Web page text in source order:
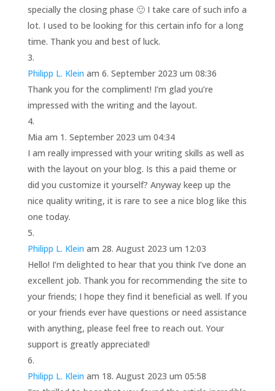
specially the closing phase 🙂 I take care of such info a
lot. I used to be looking for this certain info for a long
time. Thank you and best of luck.
Philipp L. Klein am 6. September 2023 um 08:36
Thank you for the compliment! I’m glad you’re
impressed with the writing and the layout.
Mia am 1. September 2023 um 04:34
I am really impressed with your writing skills as well as
with the layout on your blog. Is this a paid theme or
did you customize it yourself? Anyway keep up the
nice quality writing, it is rare to see a nice blog like this
one today.
Philipp L. Klein am 28. August 2023 um 12:03
Hello! I’m delighted to hear that you think I’ve done an
excellent job. Thank you for recommending the site to
your friends; I hope they find it beneficial as well. If you
or your friends ever have questions or need assistance
with anything, please feel free to reach out. Your
support is greatly appreciated!
Philipp L. Klein am 18. August 2023 um 05:58